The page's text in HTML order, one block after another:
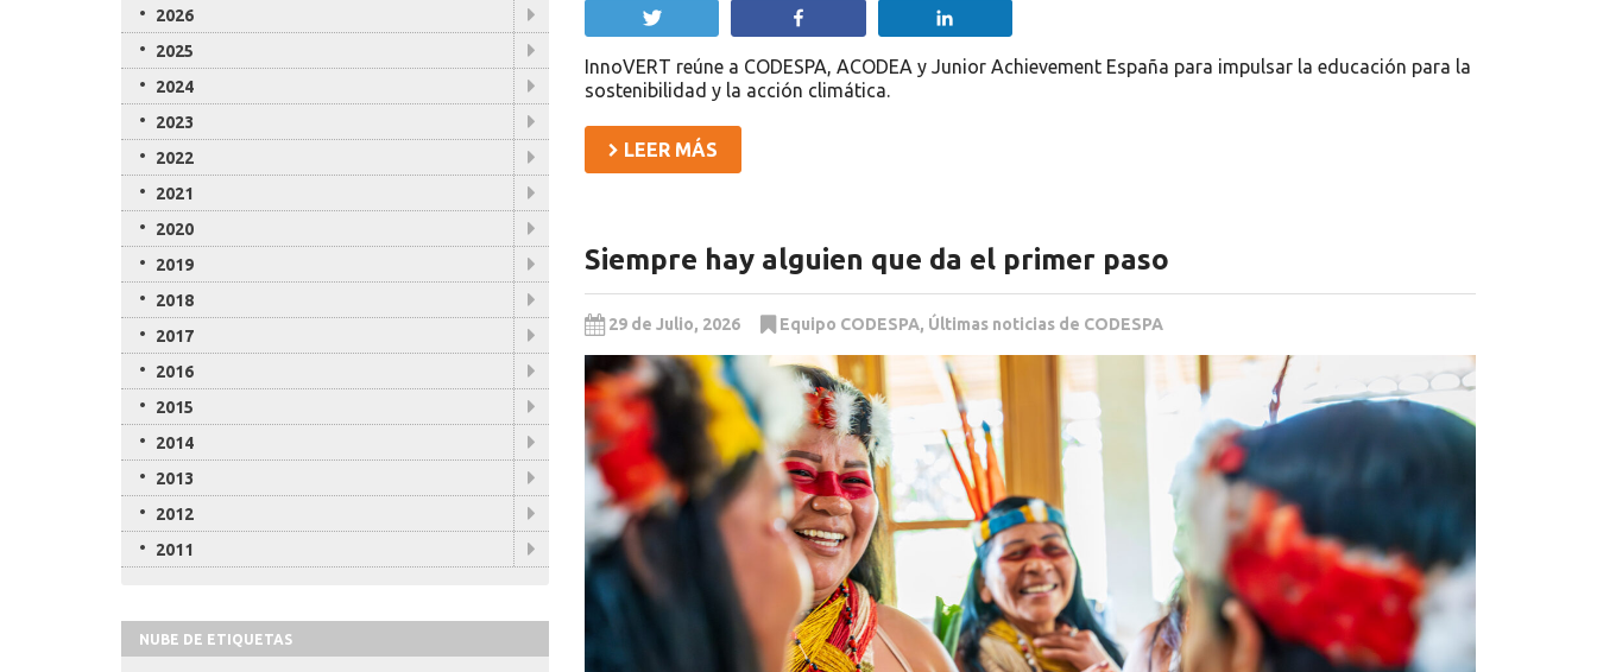
InnoVERT reúne a CODESPA, ACODEA y Junior Achievement España para impulsar la educación para la
sostenibilidad y la acción climática.
LEER MÁS
Siempre hay alguien que da el primer paso
29 de Julio, 2026 Equipo CODESPA, Últimas noticias de CODESPA
2026
2025
2024
2023
2022
2021
2020
2019
2018
2017
2016
2015
2014
2013
2012
2011
NUBE DE ETIQUETAS